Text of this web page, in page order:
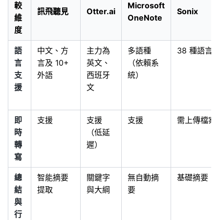
較
維
度
訊飛聽見 Otter.ai
Microsoft
OneNote
Sonix
語
言
支
援
中文、方
言及 10+
外語
主力為
英文、
西班牙
文
多語種
（依賴系
統）
38 種語言
即
時
轉
寫
支援
支援
（低延
遲）
支援 需上傳檔案
總
結
與
行
智能摘要
提取
關鍵字
與大綱
無自動摘
要
基礎摘要